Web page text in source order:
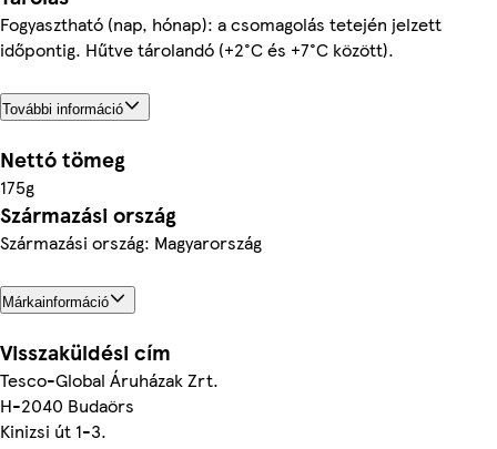
Fogyasztható (nap, hónap): a csomagolás tetején jelzett
időpontig. Hűtve tárolandó (+2°C és +7°C között).
További információ
Nettó tömeg
175g
Származási ország
Származási ország: Magyarország
Márkainformáció
Visszaküldési cím
Tesco-Global Áruházak Zrt.
H-2040 Budaörs
Kinizsi út 1-3.